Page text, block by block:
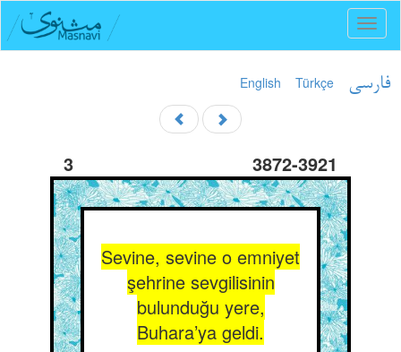
English Türkçe فارسی
3 3872-3921
Sevine, sevine o emniyet
şehrine sevgilisinin
bulunduğu yere,
Buhara’ya geldi.